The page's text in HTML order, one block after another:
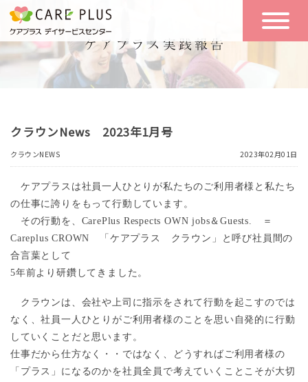
こんな方に
おすすめ
一日の流れ
一日体験
実践報告 NEWS
リクルート
体験希望
クラウンNews 2023年1月号
クラウンNEWS 2023年02月01日
ケアプラスは社員一人ひとりが私たちのご利用者様と私たち
の仕事に誇りをもって行動しています。
その行動を、 CarePlus Respects OWN jobs ＆Guests.
＝
Careplus CROWN 「ケアプラス クラウン」と呼び社員間の
合言葉として
5年前より研鑽してきました。
クラウンは、会社や上司に指示をされて行動を起こすのでは
なく、社員一人ひとりがご利用者様のことを思い自発的に行動
していくことだと思います。
仕事だから仕方なく・・ではなく、どうすればご利用者様の
「プラス」になるのかを社員全員で考えていくことこそが大切